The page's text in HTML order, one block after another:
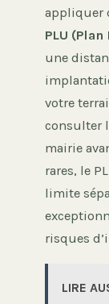
appliquer
PLU
une
votre
consulter
mairie
rares, le
limite
risques
LIRE